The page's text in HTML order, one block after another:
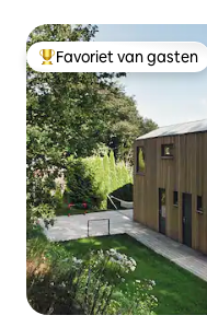
Topfavoriet van gasten
Favoriet van gasten